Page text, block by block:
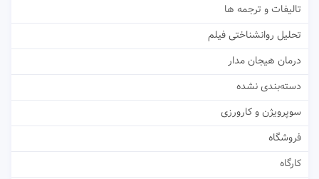
تالیفات و ترجمه ها
تحلیل روانشناختی فیلم
درمان هیجان مدار
دسته‌بندی نشده
سوپرویژن و کارورزی
فروشگاه
کارگاه